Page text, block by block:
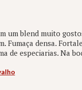
um blend muito
Fumaça densa.
de especiarias. Na